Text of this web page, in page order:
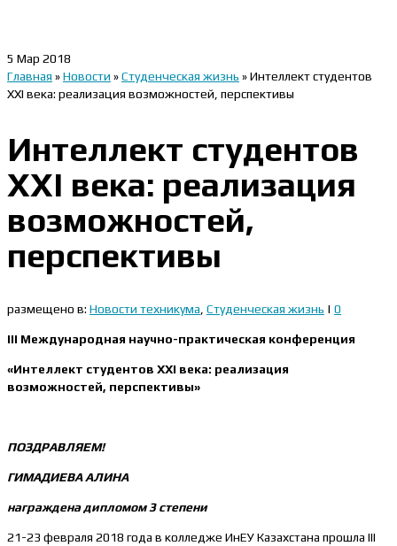
5 Мар 2018
Главная »Новости »Студенческая жизнь »Интеллект студентов
ХХІ века: реализация возможностей, перспективы
Интеллект студентов
ХХІ века: реализация
возможностей,
перспективы
размещено в: Новости техникума Студенческая жизнь | 0
ІІІ Международная научно-практическая конференция
«Интеллект студентов ХХІ века: реализация
возможностей, перспективы»
ПОЗДРАВЛЯЕМ!
ГИМАДИЕВА АЛИНА
награждена дипломом 3 степени
21-23 февраля 2018 года в колледже ИнЕУ Казахстана прошла ІІІ